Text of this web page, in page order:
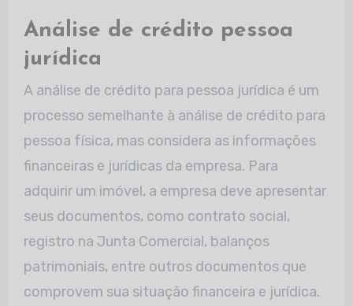
Análise de crédito pessoa
jurídica
A análise de crédito para pessoa jurídica é um
processo semelhante à análise de crédito para
pessoa física, mas considera as informações
financeiras e jurídicas da empresa. Para
adquirir um imóvel, a empresa deve apresentar
seus documentos, como contrato social,
registro na Junta Comercial, balanços
patrimoniais, entre outros documentos que
comprovem sua situação financeira e jurídica.